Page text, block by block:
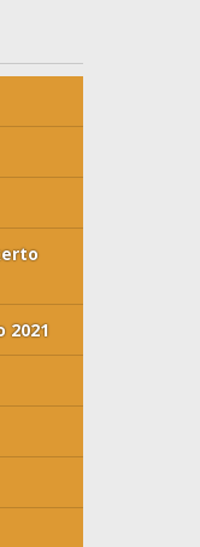
2021